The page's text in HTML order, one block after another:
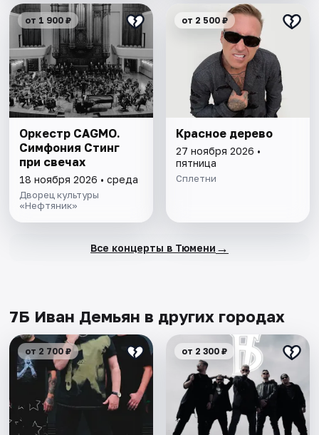
от 1 900 ₽
Оркестр CAGMO.
Симфония Стинг
при свечах
18 ноября 2026 • среда
Дворец культуры
«Нефтяник»
от 2 500 ₽
Красное дерево
27 ноября 2026 •
пятница
Сплетни
Все концерты в Тюмени →
7Б Иван Демьян в других городах
от 2 700 ₽ от 2 300 ₽